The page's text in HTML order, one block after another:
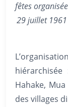
fêtes
29 juillet
Hahake,
des villages